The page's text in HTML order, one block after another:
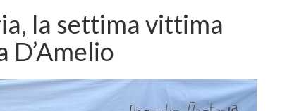
la settima vittima
D’Amelio